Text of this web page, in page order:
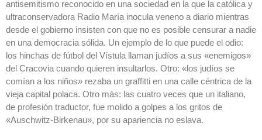
antisemitismo reconocido en una sociedad en la que la católica y
ultraconservadora Radio María inocula veneno a diario mientras
desde el gobierno insisten con que no es posible censurar a nadie
en una democracia sólida. Un ejemplo de lo que puede el odio:
los hinchas de fútbol del Vístula llaman judíos a sus «enemigos»
del Cracovia cuando quieren insultarlos. Otro: «los judíos se
comían a los niños» rezaba un graffitti en una calle céntrica de la
vieja capital polaca. Otro más: las cuatro veces que un italiano,
de profesión traductor, fue molido a golpes a los gritos de
«Auschwitz-Birkenau», por su apariencia no eslava.